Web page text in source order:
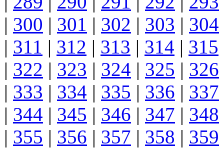
| 300 | 301 | 302 | 303 | 304
| 311 | 312 | 313 | 314 | 315
| 322 | 323 | 324 | 325 | 326
| 333 | 334 | 335 | 336 | 337
| 344 | 345 | 346 | 347 | 348
| 355 | 356 | 357 | 358 | 359